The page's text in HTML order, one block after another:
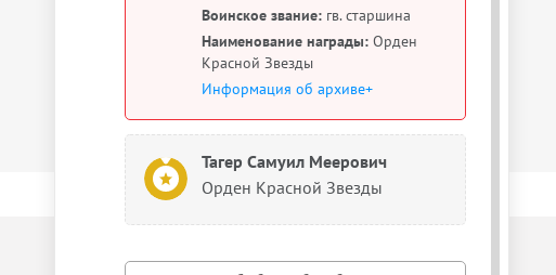
Воинское звание: гв. старшина
Наименование награды: Орден
Красной Звезды
Информация об архиве+
Тагер Самуил Меерович
Орден Красной Звезды